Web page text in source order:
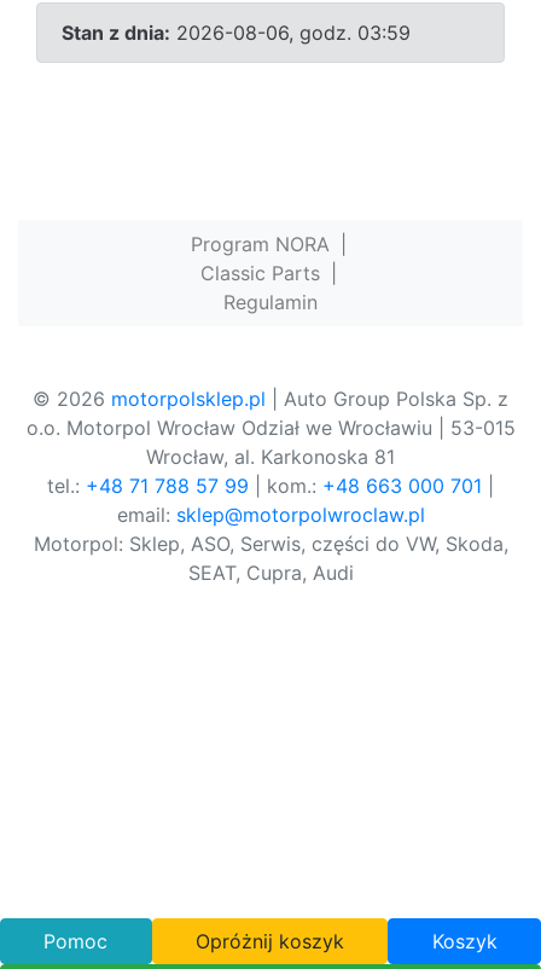
Stan z dnia: 2026-08-06, godz. 03:59
Program NORA
Classic Parts
Regulamin
© 2026 motorpolsklep.pl | Auto Group Polska Sp. z
o.o. Motorpol Wrocław Odział we Wrocławiu | 53-015
Wrocław, al. Karkonoska 81
tel.: +48 71 788 57 99 | kom.: +48 663 000 701
email: sklep@motorpolwroclaw.pl
Motorpol: Sklep, ASO, Serwis, części do VW, Skoda,
SEAT, Cupra, Audi
Pomoc Opróżnij koszyk Koszyk